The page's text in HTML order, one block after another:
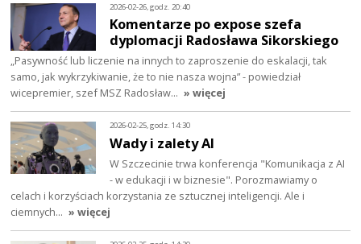
2026-02-26, godz. 20:40
Komentarze po expose szefa
dyplomacji Radosława Sikorskiego
„Pasywność lub liczenie na innych to zaproszenie do eskalacji, tak
samo, jak wykrzykiwanie, że to nie nasza wojna” - powiedział
wicepremier, szef MSZ Radosław… » więcej
2026-02-25, godz. 14:30
Wady i zalety AI
W Szczecinie trwa konferencja "Komunikacja z AI
- w edukacji i w biznesie". Porozmawiamy o
celach i korzyściach korzystania ze sztucznej inteligencji. Ale i
ciemnych… » więcej